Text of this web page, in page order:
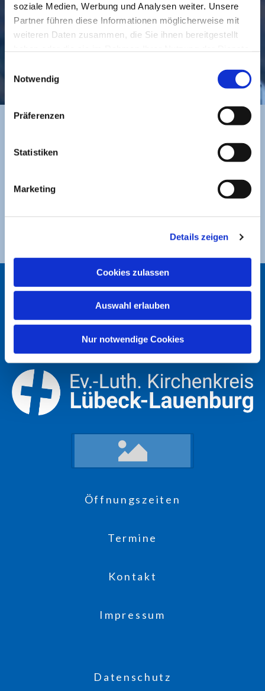
soziale Medien, Werbung und Analysen weiter. Unsere
Partner führen diese Informationen möglicherweise mit
weiteren Daten zusammen, die Sie ihnen bereitgestellt
Notwendig
Präferenzen
Statistiken
Marketing
Details zeigen
Cookies zulassen
Auswahl erlauben
Nur notwendige Cookies
BANKVERBINDUNG
Ev. Luth. Kirchengemeinde St. Jakobi
DE49 2305 0101 0001 0053 21
ST. JAKOBI LÜBECK
Öffnungszeiten
Termine
Kontakt
Impressum
Datenschutz